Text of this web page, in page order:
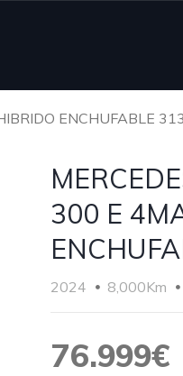
ENCHUFABLE
300 E
2024 8,000Km
76.999€